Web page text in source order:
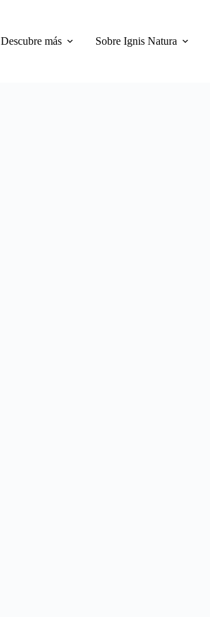
Descubre más Sobre Ignis Natura